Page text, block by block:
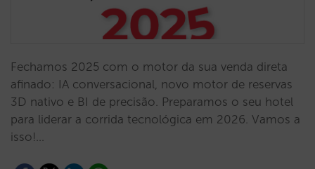
Fechamos 2025 com o motor da sua venda direta
afinado: IA conversacional, novo motor de reservas
3D nativo e BI de precisão. Preparamos o seu hotel
para liderar a corrida tecnológica em 2026. Vamos a
isso!…